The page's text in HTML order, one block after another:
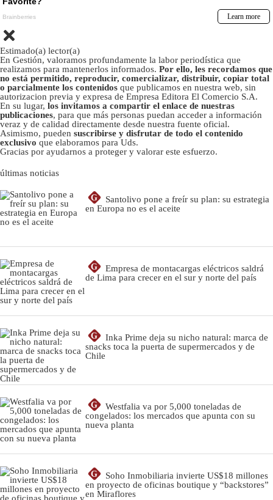
Estimado(a) lector(a)
En Gestión, valoramos profundamente la labor periodística que
realizamos para mantenerlos informados. Por ello, les recordamos que
no está permitido, reproducir, comercializar, distribuir, copiar total
o parcialmente los contenidos que publicamos en nuestra web, sin
autorizacion previa y expresa de Empresa Editora El Comercio S.A.
En su lugar, los invitamos a compartir el enlace de nuestras
publicaciones, para que más personas puedan acceder a información
veraz y de calidad directamente desde nuestra fuente oficial.
Asimismo, pueden suscribirse y disfrutar de todo el contenido
exclusivo que elaboramos para Uds.
Gracias por ayudarnos a proteger y valorar este esfuerzo.
últimas noticias
G
Santolivo pone a freír su plan: su estrategia
en Europa no es el aceite
G
Empresa de montacargas eléctricos saldrá
de Lima para crecer en el sur y norte del país
G
Inka Prime deja su nicho natural: marca de
snacks toca la puerta de supermercados y de
Chile
G
Westfalia va por 5,000 toneladas de
congelados: los mercados que apunta con su
nueva planta
G
Soho Inmobiliaria invierte US$18 millones
en proyecto de oficinas boutique y “backstores”
en Miraflores